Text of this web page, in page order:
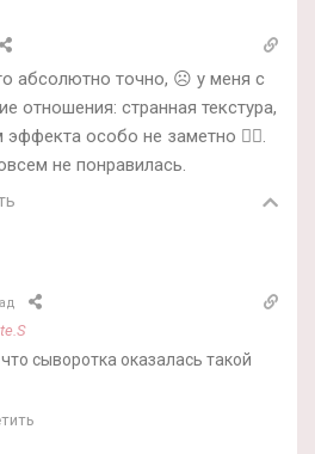
абсолютно точно, ☹️ у меня с
отношения: странная текстура,
эффекта особо не заметно 🤷‍♀️.
не понравилась.
сыворотка оказалась такой